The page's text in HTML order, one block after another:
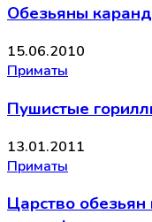
Обезьяны
15.06.2010
Приматы
Пушистые
13.01.2011
Приматы
Царство